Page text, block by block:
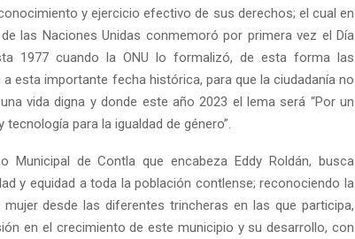
y ejercicio efectivo de sus derechos; el cual en
las Naciones Unidas conmemoró por primera vez el Día
1977 cuando la ONU lo formalizó, de esta forma las
esta importante fecha histórica, para que la ciudadanía no
vida digna y donde este año 2023 el lema será “Por un
para la igualdad de género”.
Municipal de Contla que encabeza Eddy Roldán, busca
y equidad a toda la población contlense; reconociendo la
desde las diferentes trincheras en las que participa,
en el crecimiento de este municipio y su desarrollo, con
Retweet Favorite